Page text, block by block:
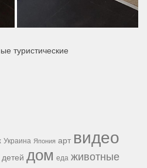
туристические
Украина Япония арт видео
дом еда животные